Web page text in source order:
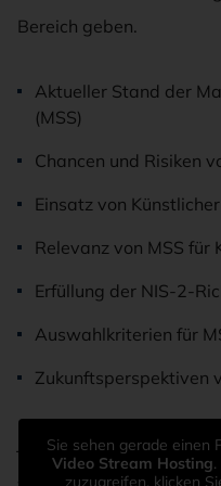
Bereich geben.
Aktueller Stand der
(MSS)
Chancen und Risiken
Einsatz von
Relevanz von MSS für
Erfüllung der NIS-2-
Auswahlkriterien für
Zukunftsperspektiven
Jürgen Kreuz, CO-
Sicherheitsmarke der
Sie sehen gerade einen
Video Stream Hosting
zuzugreifen, klicken